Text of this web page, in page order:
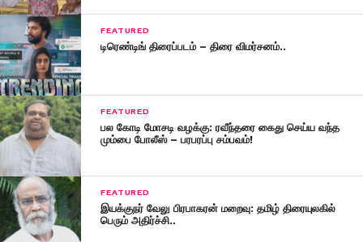
FEATURED
டிரெண்டிங் திரைப்படம் – திரை விமர்சனம்..
FEATURED
பல கோடி மோசடி வழக்கு: ரவீந்தரை கைது செய்ய வந்த
மும்பை போலீஸ் – பரபரப்பு சம்பவம்!
FEATURED
இயக்குநர் வேலு பிரபாகரன் மறைவு: தமிழ் திரையுலகில்
பெரும் அதிர்ச்சி..